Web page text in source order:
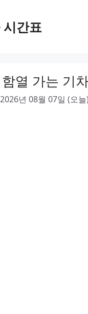
시간표
열 가는 기
년 08월 07일 (오늘)